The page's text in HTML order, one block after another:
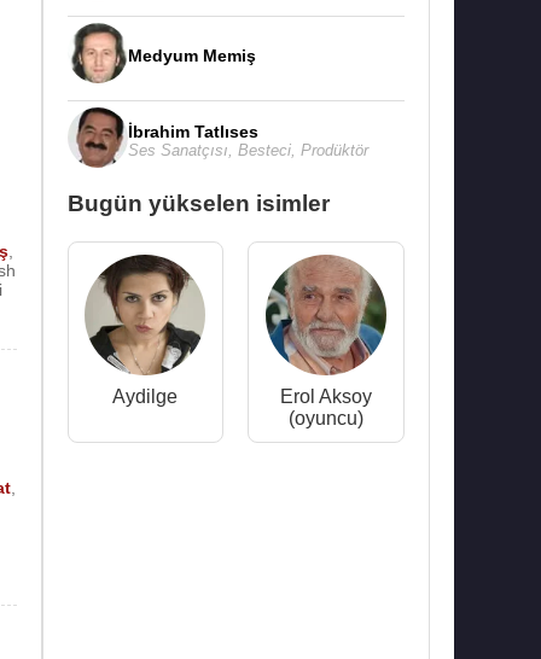
Medyum Memiş
İbrahim Tatlıses
Ses Sanatçısı Besteci, Prodüktör
Bugün yükselen isimler
Aydilge
Erol Aksoy
(oyuncu)